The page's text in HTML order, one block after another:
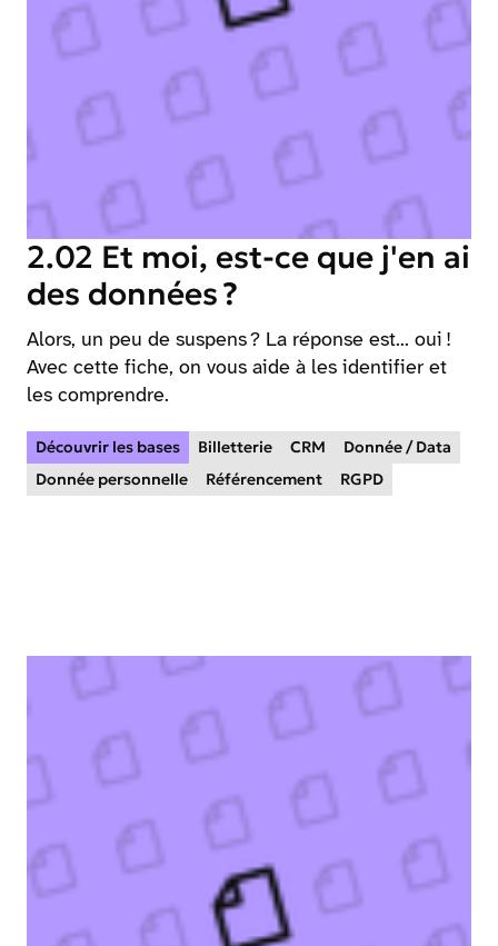
2.02 Et moi, est-ce que j'en ai
des données ?
Alors, un peu de suspens ? La réponse est... oui !
Avec cette fiche, on vous aide à les identifier et
les comprendre.
Découvrir les bases Billetterie CRM
Donnée / Data
Donnée personnelle
Référencement RGPD